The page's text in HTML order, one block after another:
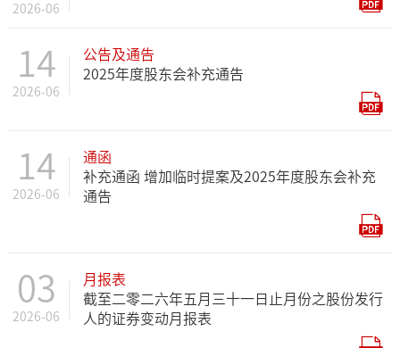
2026-06
14
2026-06
公告及通告
2025年度股东会补充通告
14
2026-06
通函
补充通函 增加临时提案及2025年度股东会补充
通告
03
2026-06
月报表
截至二零二六年五月三十一日止月份之股份发行
人的证券变动月报表